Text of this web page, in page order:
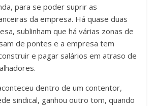
para se poder suprir as
da empresa. Há quase duas
sublinham que há várias zonas de
de pontes e a empresa tem
e pagar salários em atraso de
dentro de um contentor,
sindical, ganhou outro tom, quando